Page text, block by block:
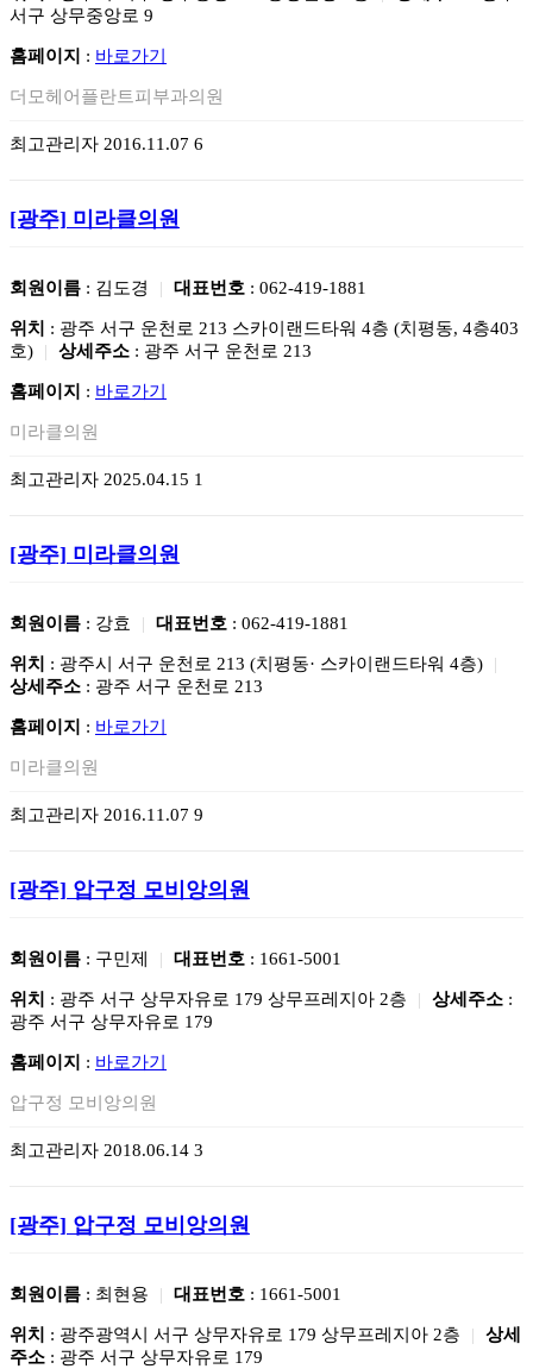
서구 상무중앙로 9
홈페이지 : 바로가기
더모헤어플란트피부과의원
최고관리자 2016.11.07 6
[광주] 미라클의원
회원이름 : 김도경 | 대표번호 : 062-419-1881
위치 : 광주 서구 운천로 213 스카이랜드타워 4층 (치평동, 4층403
호)
| 상세주소 : 광주 서구 운천로 213
홈페이지 : 바로가기
미라클의원
최고관리자 2025.04.15 1
[광주] 미라클의원
회원이름 : 강효 | 대표번호 : 062-419-1881
위치 : 광주시 서구 운천로 213 (치평동· 스카이랜드타워 4층)
|
상세주소 : 광주 서구 운천로 213
홈페이지 : 바로가기
미라클의원
최고관리자 2016.11.07 9
[광주] 압구정 모비앙의원
회원이름 : 구민제 | 대표번호 : 1661-5001
위치 : 광주 서구 상무자유로 179 상무프레지아 2층 | 상세주소 :
광주 서구 상무자유로 179
홈페이지 : 바로가기
압구정 모비앙의원
최고관리자 2018.06.14 3
[광주] 압구정 모비앙의원
회원이름 : 최현용 | 대표번호 : 1661-5001
위치 : 광주광역시 서구 상무자유로 179 상무프레지아 2층 |
상세
주소 : 광주 서구 상무자유로 179